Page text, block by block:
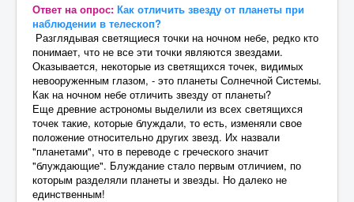
Ответ на опрос: Как отличить звезду от планеты при
наблюдении в телескоп?
Разглядывая светящиеся точки на ночном небе, редко кто
понимает, что не все эти точки являются звездами.
Оказывается, некоторые из светящихся точек, видимых
невооруженным глазом, - это планеты Солнечной Системы.
Как на ночном небе отличить звезду от планеты?
Еще древние астрономы выделили из всех светящихся
точек такие, которые блуждали, то есть, изменяли свое
положение относительно других звезд. Их назвали
"планетами", что в переводе с греческого значит
"блуждающие". Блуждание стало первым отличием, по
которым разделяли планеты и звезды. Но далеко не
единственным!